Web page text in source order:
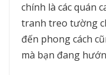
chính là các quán
tranh treo tường
đến phong cách
mà bạn đang